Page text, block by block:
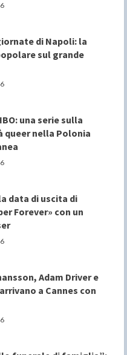
di Napoli: la
sul grande
una serie sulla
nella Polonia
data di uscita di
Forever» con un
Adam Driver e
a Cannes con